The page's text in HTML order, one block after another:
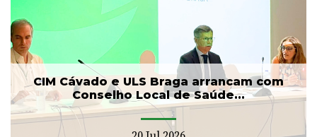
CIM Cávado e ULS Braga arrancam com
Conselho Local de Saúde...